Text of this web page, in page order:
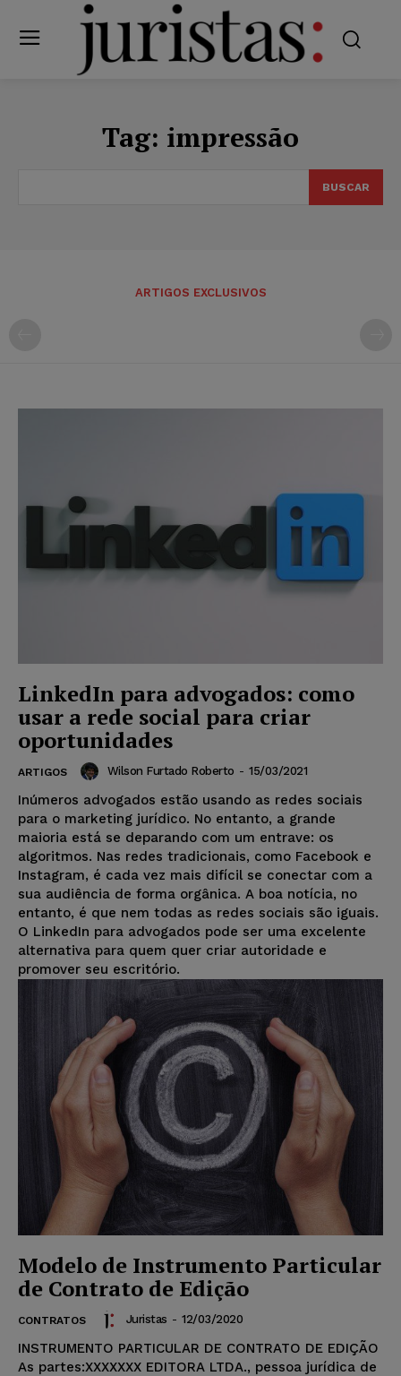
Tag: impressão
BUSCAR
ARTIGOS EXCLUSIVOS
LinkedIn para advogados: como
usar a rede social para criar
oportunidades
ARTIGOS Wilson Furtado Roberto - 15/03/2021
Inúmeros advogados estão usando as redes sociais
para o marketing jurídico. No entanto, a grande
maioria está se deparando com um entrave: os
algoritmos. Nas redes tradicionais, como Facebook e
Instagram, é cada vez mais difícil se conectar com a
sua audiência de forma orgânica. A boa notícia, no
entanto, é que nem todas as redes sociais são iguais.
O LinkedIn para advogados pode ser uma excelente
alternativa para quem quer criar autoridade e
promover seu escritório.
Modelo de Instrumento Particular
de Contrato de Edição
CONTRATOS Juristas - 12/03/2020
INSTRUMENTO PARTICULAR DE CONTRATO DE EDIÇÃO
As partes:XXXXXXX EDITORA LTDA., pessoa jurídica de